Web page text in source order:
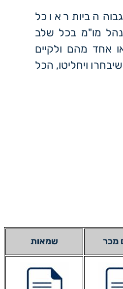
ביותר או כל
מו"מ בכל שלב
אחד מהם ולקיים
ויחליטו, הכל
מכר שמאות